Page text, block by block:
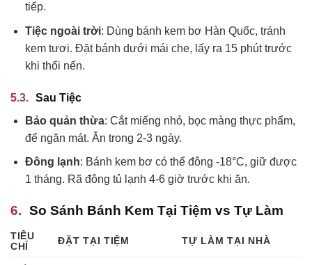
tiếp.
Tiệc ngoài trời: Dùng bánh kem bơ Hàn Quốc, tránh
kem tươi. Đặt bánh dưới mái che, lấy ra 15 phút trước
khi thổi nến.
Sau Tiệc
Bảo quản thừa: Cắt miếng nhỏ, bọc màng thực phẩm,
để ngăn mát. Ăn trong 2-3 ngày.
Đông lạnh: Bánh kem bơ có thể đông -18°C, giữ được
1 tháng. Rã đông tủ lạnh 4-6 giờ trước khi ăn.
So Sánh Bánh Kem Tại Tiệm vs Tự Làm
TIÊU
CHÍ
ĐẶT TẠI TIỆM TỰ LÀM TẠI NHÀ